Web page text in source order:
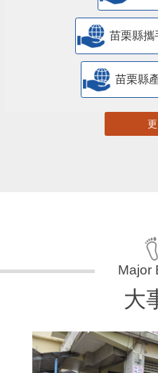
苗栗縣攜
苗栗縣
大